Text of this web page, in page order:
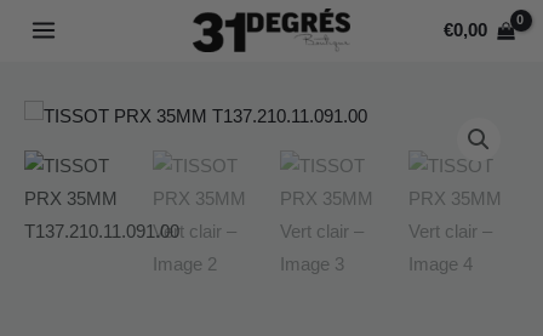
MAIN
€0,00
quantité
de
35MM
Vert